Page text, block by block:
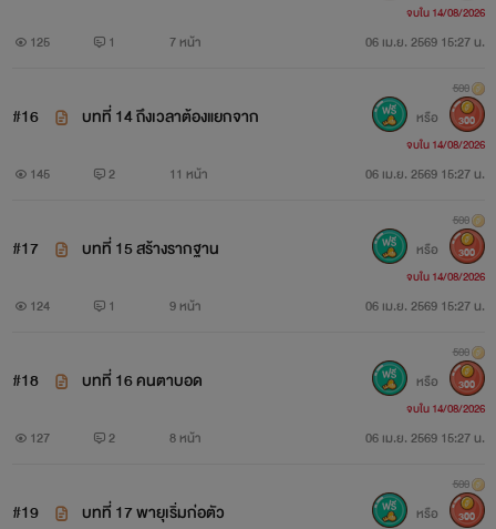
125 1 7 หน้า 06 เม.ย. 2569 15:27 น.
จบใน 14/08/2026
#16 บทที่ 14 ถึงเวลาต้องแยกจาก
145 2 11 หน้า 06 เม.ย. 2569 15:27 น.
500
หรือ 300
จบใน 14/08/2026
#17 บทที่ 15 สร้างรากฐาน
124 1 9 หน้า 06 เม.ย. 2569 15:27 น.
500
หรือ 300
จบใน 14/08/2026
#18 บทที่ 16 คนตาบอด
127 2 8 หน้า 06 เม.ย. 2569 15:27 น.
500
หรือ 300
จบใน 14/08/2026
#19 บทที่ 17 พายุเริ่มก่อตัว
500
หรือ 300